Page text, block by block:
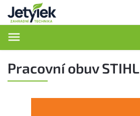
Pracovní obuv STIHL